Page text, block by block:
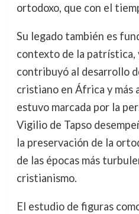
ortodoxo, que con el
Su legado también es
contexto de la patrística,
contribuyó al desarrollo
cristiano en África y más
estuvo marcada por la
Vigilio de Tapso
la preservación de la
de las épocas más
cristianismo.
El estudio de figuras